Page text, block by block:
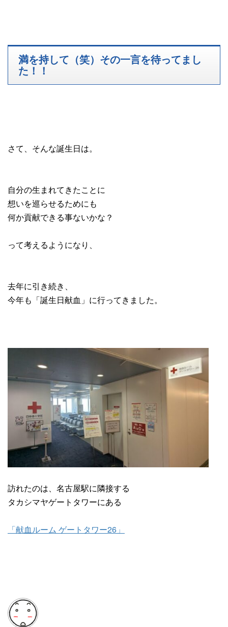
満を持して（笑）その一言を待ってまし
た！！
さて、そんな誕生日は。
自分の生まれてきたことに
想いを巡らせるためにも
何か貢献できる事ないかな？
って考えるようになり、
去年に引き続き、
今年も「誕生日献血」に行ってきました。
訪れたのは、名古屋駅に隣接する
タカシマヤゲートタワーにある
「献血ルーム ゲートタワー26」